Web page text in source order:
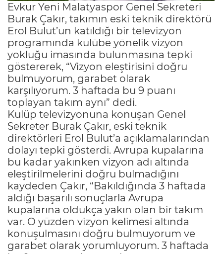
Evkur Yeni Malatyaspor Genel Sekreteri
Burak Çakır, takımın eski teknik direktörü
Erol Bulut’un katıldığı bir televizyon
programında kulübe yönelik vizyon
yokluğu imasında bulunmasına tepki
göstererek, “Vizyon eleştirisini doğru
bulmuyorum, garabet olarak
karşılıyorum. 3 haftada bu 9 puanı
toplayan takım aynı” dedi.
Kulüp televizyonuna konuşan Genel
Sekreter Burak Çakır, eski teknik
direktörleri Erol Bulut’a açıklamalarından
dolayı tepki gösterdi. Avrupa kupalarına
bu kadar yakınken vizyon adı altında
eleştirilmelerini doğru bulmadığını
kaydeden Çakır, “Bakıldığında 3 haftada
aldığı başarılı sonuçlarla Avrupa
kupalarına oldukça yakın olan bir takım
var. O yüzden vizyon kelimesi altında
konuşulmasını doğru bulmuyorum ve
garabet olarak yorumluyorum. 3 haftada